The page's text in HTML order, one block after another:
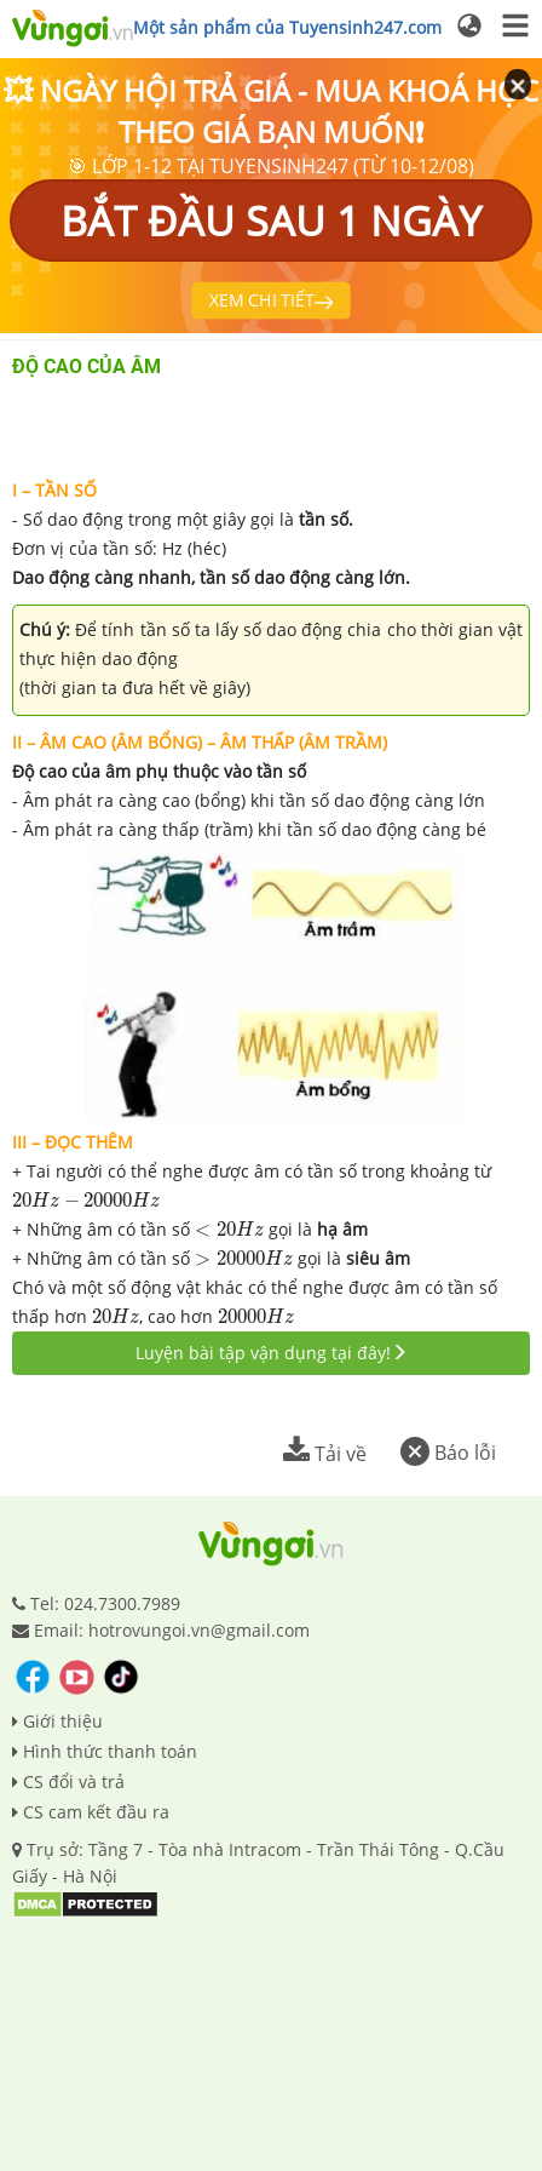
Một sản phẩm của Tuyensinh247.com
💥 NGÀY HỘI TRẢ GIÁ - MUA KHOÁ HỌC
THEO GIÁ BẠN MUỐN❗
🎯 LỚP 1-12 TẠI TUYENSINH247 (TỪ 10-12/08)
BẮT ĐẦU SAU 1 NGÀY
XEM CHI TIẾT
ĐỘ CAO CỦA ÂM
I – TẦN SỐ
- Số dao động trong một giây gọi là tần số.
Đơn vị của tần số: Hz (héc)
Dao động càng nhanh, tần số dao động càng lớn.
Chú ý:Để tính tần số ta lấy số dao động chia cho thời gian vật
thực hiện dao động
(thời gian ta đưa hết về giây)
II – ÂM CAO (ÂM BỔNG) – ÂM THẤP (ÂM TRẦM)
Độ cao của âm phụ thuộc vào tần số
- Âm phát ra càng cao (bổng) khi tần số dao động càng lớn
- Âm phát ra càng thấp (trầm) khi tần số dao động càng bé
III – ĐỌC THÊM
+ Tai người có thể nghe được âm có tần số trong khoảng từ
20Hz − 20000Hz
20Hz 20000Hz
+ Những âm có tần số < 20Hz
<20Hz gọi là hạ âm
+ Những âm có tần số > 20000Hz
> 20000Hzgọi là siêu âm
Chó và một số động vật khác có thể nghe được âm có tần số
thấp hơn 20Hz
20Hz, cao hơn 20000Hz
20000H
Luyện bài tập vận dụng tại đây!
Báo lỗi
Tải về
Tel: 024.7300.7989
Email: hotrovungoi.vn@gmail.com
Giới thiệu
Hình thức thanh toán
CS đổi và trả
CS cam kết đầu ra
Trụ sở: Tầng 7 - Tòa nhà Intracom - Trần Thái Tông - Q.Cầu
Giấy - Hà Nội